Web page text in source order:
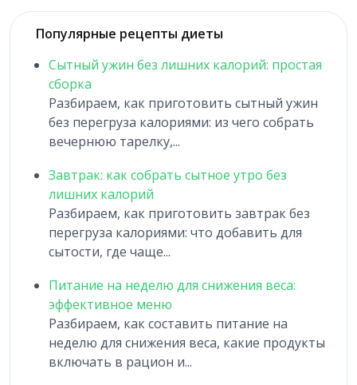
Популярные рецепты диеты
Сытный ужин без лишних калорий: простая
сборка
Разбираем, как приготовить сытный ужин
без перегруза калориями: из чего собрать
вечернюю тарелку,...
Завтрак: как собрать сытное утро без
лишних калорий
Разбираем, как приготовить завтрак без
перегруза калориями: что добавить для
сытости, где чаще...
Питание на неделю для снижения веса:
эффективное меню
Разбираем, как составить питание на
неделю для снижения веса, какие продукты
включать в рацион и...